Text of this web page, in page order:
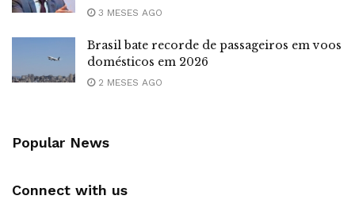
3 MESES AGO
Brasil bate recorde de passageiros em voos
domésticos em 2026
2 MESES AGO
Popular News
Connect with us